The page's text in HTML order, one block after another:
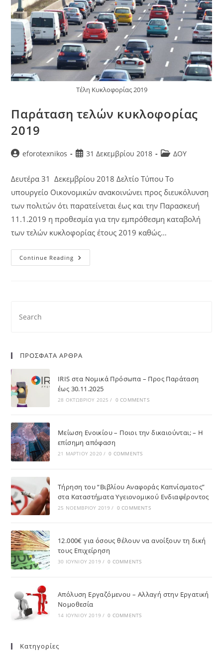
Τέλη Κυκλοφορίας 2019
Παράταση τελών κυκλοφορίας
2019
eforotexnikos 31 Δεκεμβρίου 2018 ΔΟΥ
Δευτέρα 31 Δεκεμβρίου 2018 Δελτίο Τύπου Το
υπουργείο Οικονομικών ανακοινώνει προς διευκόλυνση
των πολιτών ότι παρατείνεται έως και την Παρασκευή
11.1.2019 η προθεσμία για την εμπρόθεσμη καταβολή
των τελών κυκλοφορίας έτους 2019 καθώς…
Continue Reading
ΠΡΟΣΦΑΤΑ ΑΡΘΡΑ
IRIS στα Νομικά Πρόσωπα – Προς Παράταση
έως 30.11.2025
28 ΟΚΤΩΒΡΊΟΥ 2025 / 0 COMMENTS
Μείωση Ενοικίου – Ποιοι την δικαιούνται; – Η
επίσημη απόφαση
21 ΜΑΡΤΊΟΥ 2020 / 0 COMMENTS
Τήρηση του “Βιβλίου Αναφοράς Καπνίσματος”
στα Καταστήματα Υγειονομικού Ενδιαφέροντος
25 ΝΟΕΜΒΡΊΟΥ 2019 / 0 COMMENTS
12.000€ για όσους θέλουν να ανοίξουν τη δική
τους Επιχείρηση
30 ΙΟΥΝΊΟΥ 2019 / 0 COMMENTS
Απόλυση Εργαζόμενου – Αλλαγή στην Εργατική
Νομοθεσία
14 ΙΟΥΝΊΟΥ 2019 / 0 COMMENTS
Kατηγορίες